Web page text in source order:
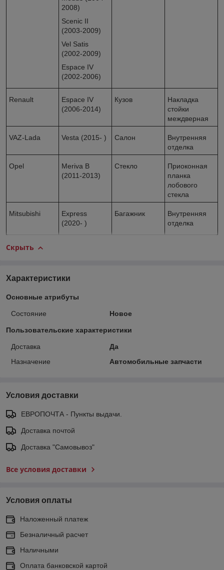
2008)
Scenic II
(2003-2009)
Vel Satis
(2002-2009)
Espace IV
(2002-2006)
Renault
Espace IV
(2006-2014)
Кузов
Накладка
стойки
междверная
VAZ-Lada Vesta (2015- ) Салон
Внутренняя
отделка
Opel
Meriva B
(2011-2013)
Стекло
Приоконная
планка
лобового
стекла
Mitsubishi
Express
(2020- )
Багажник
Внутренняя
отделка
Скрыть
Характеристики
Основные атрибуты
Состояние Новое
Пользовательские характеристики
Доставка
Да
Назначение
Автомобильные запчасти
Условия доставки
ЕВРОПОЧТА - Пункты выдачи.
Доставка почтой
Доставка "Самовывоз"
Все условия доставки
Условия оплаты
Наложенный платеж
Безналичный расчет
Наличными
Оплата банковской картой